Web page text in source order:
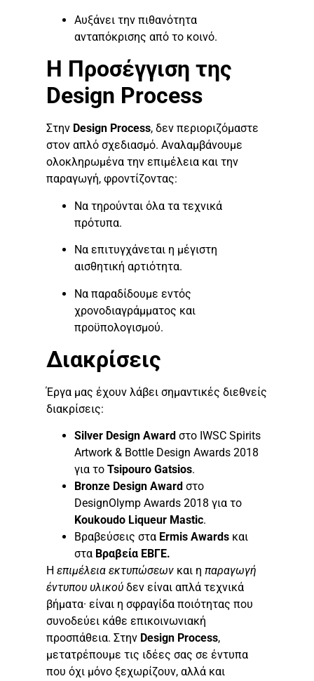
Αυξάνει την πιθανότητα
ανταπόκρισης από το κοινό.
Η Προσέγγιση της
Design Process
Στην Design Process, δεν περιοριζόμαστε
στον απλό σχεδιασμό. Αναλαμβάνουμε
ολοκληρωμένα την επιμέλεια και την
παραγωγή, φροντίζοντας:
Να τηρούνται όλα τα τεχνικά
πρότυπα.
Να επιτυγχάνεται η μέγιστη
αισθητική αρτιότητα.
Να παραδίδουμε εντός
χρονοδιαγράμματος και
προϋπολογισμού.
Διακρίσεις
Έργα μας έχουν λάβει σημαντικές διεθνείς
διακρίσεις:
Silver Design Award στο IWSC Spirits
Artwork & Bottle Design Awards 2018
για το Tsipouro Gatsios.
Bronze Design Award στο
DesignOlymp Awards 2018 για το
Koukoudo Liqueur Mastic.
Βραβεύσεις στα Ermis Awards και
στα Βραβεία ΕΒΓΕ.
Η επιμέλεια εκτυπώσεων και η παραγωγή
έντυπου υλικού δεν είναι απλά τεχνικά
βήματα· είναι η σφραγίδα ποιότητας που
συνοδεύει κάθε επικοινωνιακή
προσπάθεια. Στην Design Process,
μετατρέπουμε τις ιδέες σας σε έντυπα
που όχι μόνο ξεχωρίζουν, αλλά και